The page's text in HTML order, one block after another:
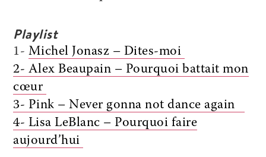
Playlist
1- Michel Jonasz – Dites-moi
2- Alex Beaupain – Pourquoi battait mon
cœur
3- Pink – Never gonna not dance again
4- Lisa LeBlanc – Pourquoi faire
aujourd’hui